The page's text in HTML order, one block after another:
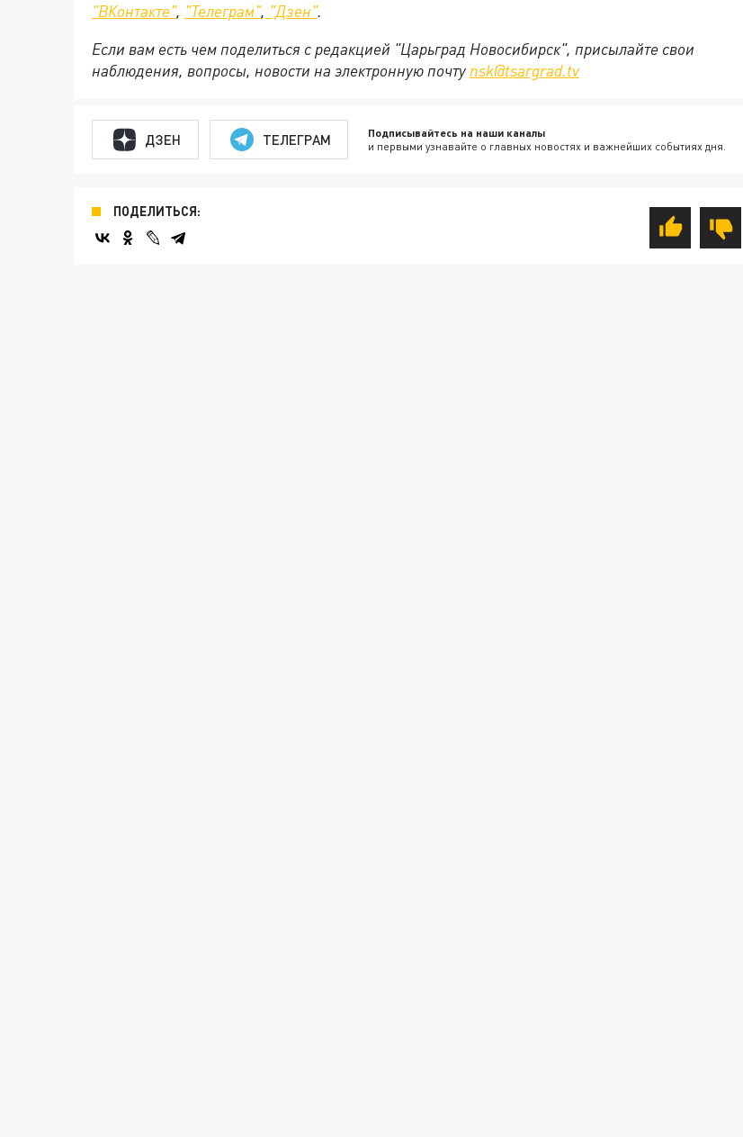
"ВКонтакте", "Телеграм", "Дзен".
Если вам есть чем поделиться с редакцией "Царьград Новосибирск", присылайте свои
наблюдения, вопросы, новости на электронную почту nsk@tsargrad.tv
ДЗЕН ТЕЛЕГРАМ Подписывайтесь на наши каналы
и первыми узнавайте о главных новостях и важнейших событиях дня.
ПОДЕЛИТЬСЯ: